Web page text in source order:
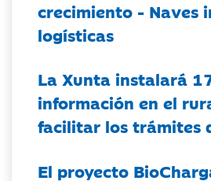
crecimiento - Naves
logísticas
La Xunta instalará
información en el
facilitar los trámites
El proyecto